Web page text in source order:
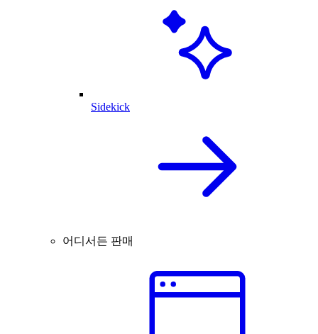
Sidekick
어디서든 판매